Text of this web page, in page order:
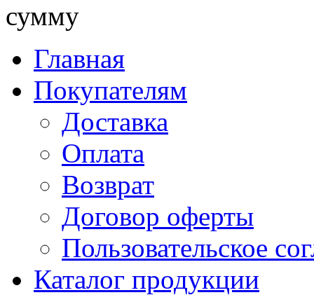
сумму
Главная
Покупателям
Доставка
Оплата
Возврат
Договор оферты
Пользовательское
Каталог продукции